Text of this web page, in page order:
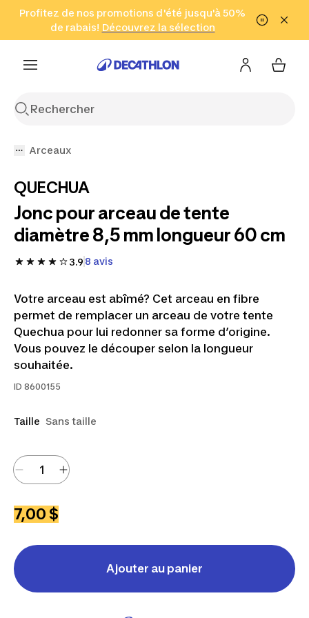
Aller à la recherche Aller au contenu Aller au pied de
Profitez de nos promotions d'été jusqu'à 50%
de rabais! Découvrez la sélection
Cliquez ici
en seulement 2 h!
(Zones sélectionnées)
Arceaux
QUECHUA
Jonc pour arceau de tente
diamètre 8,5 mm longueur 60 cm
3.9 8 avis
Votre arceau est abîmé? Cet arceau en fibre
permet de remplacer un arceau de votre tente
Quechua pour lui redonner sa forme d’origine.
Vous pouvez le découper selon la longueur
souhaitée.
ID 8600155
Taille Sans taille
7,00 $
Ajouter au panier